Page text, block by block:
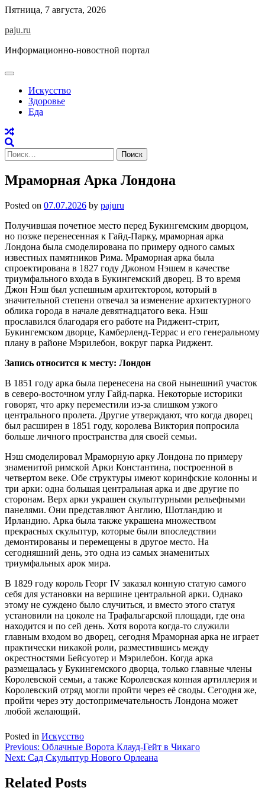
Skip
content
Пятница, 7 августа, 2026
paju.ru
Информационно-новостной портал
Искусство
Здоровье
Еда
Найти:
Мраморная Арка Лондона
Posted on 07.07.2026 by pajuru
Получившая почетное место перед Букингемским дворцом,
но позже перенесенная к Гайд-Парку, мраморная арка
Лондона была смоделирована по примеру одного самых
известных памятников Рима. Мраморная арка была
спроектирована в 1827 году Джоном Нэшем в качестве
триумфального входа в Букингемский дворец. В то время
Джон Нэш был успешным архитектором, который в
значительной степени отвечал за изменение архитектурного
облика города в начале девятнадцатого века. Нэш
прославился благодаря его работе на Риджент-стрит,
Букингемском дворце, Камберленд-Террас и его генеральному
плану в районе Мэрилебон, вокруг парка Риджент.
Запись относится к месту: Лондон
В 1851 году арка была перенесена на свой нынешний участок
в северо-восточном углу Гайд-парка. Некоторые историки
говорят, что арку переместили из-за слишком узкого
центрального пролета. Другие утверждают, что когда дворец
был расширен в 1851 году, королева Виктория попросила
больше личного пространства для своей семьи.
Нэш смоделировал Мраморную арку Лондона по примеру
знаменитой римской Арки Константина, построенной в
четвертом веке. Обе структуры имеют коринфские колонны и
три арки: одна большая центральная арка и две другие по
сторонам. Верх арки украшен скульптурными рельефными
панелями. Они представляют Англию, Шотландию и
Ирландию. Арка была также украшена множеством
прекрасных скульптур, которые были впоследствии
демонтированы и перемещены в другое место. На
сегодняшний день, это одна из самых знаменитых
триумфальных арок мира.
В 1829 году король Георг IV заказал конную статую самого
себя для установки на вершине центральной арки. Однако
этому не суждено было случиться, и вместо этого статуя
установили на цоколе на Трафальгарской площади, где она
находится и по сей день. Хотя ворота когда-то служили
главным входом во дворец, сегодня Мраморная арка не играет
практически никакой роли, разместившись между
окрестностями Бейсуотер и Мэрилебон. Когда арка
размещалась у Букингемского дворца, только главные члены
Королевской семьи, а также Королевская конная артиллерия и
Королевский отряд могли пройти через её своды. Сегодня же,
пройти через эту достопримечательность Лондона может
любой желающий.
Posted in Искусство
Навигация
по
записям
Previous: Облачные Ворота Клауд-Гейт в Чикаго
Next: Сад Скульптур Нового Орлеана
Related Posts